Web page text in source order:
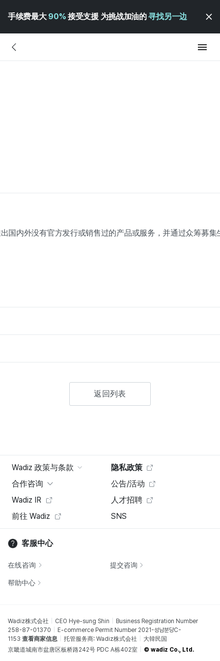
手续费最大 90% 接受支援 为挑战加油的寻找另一边
国内外没有官方发行或销售过的产品或服务，并通过众筹募集
返回列表
Wadiz 政策与条款
隐私政策
合作咨询
公告/活动
Wadiz IR
人才招聘
前往 Wadiz
SNS
客服中心
在线咨询 提交咨询
帮助中心
Wadiz株式会社 CEO Hye-sung Shin
Business Registration Number
258-87-01370
E-commerce Permit Number 2021-성남분당C-
1153 查看商家信息 托管服务商: Wadiz株式会社
大韓民国
京畿道城南市盆唐区板桥路242号 PDC A栋402室
© wadiz Co., Ltd.